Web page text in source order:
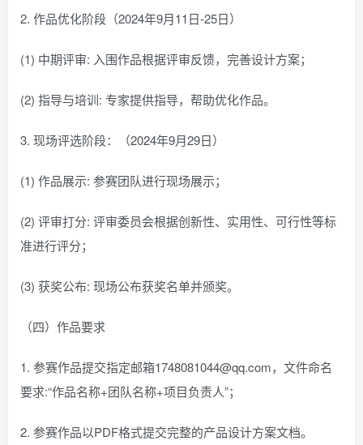
2. 作品优化阶段（2024年9月11日-25日）
(1) 中期评审: 入围作品根据评审反馈，完善设计方案；
(2) 指导与培训: 专家提供指导，帮助优化作品。
3. 现场评选阶段：（2024年9月29日）
(1) 作品展示: 参赛团队进行现场展示；
(2) 评审打分: 评审委员会根据创新性、实用性、可行性等标
准进行评分；
(3) 获奖公布: 现场公布获奖名单并颁奖。
（四）作品要求
1. 参赛作品提交指定邮箱1748081044@qq.com，文件命名
要求:“作品名称+团队名称+项目负责人”；
2. 参赛作品以PDF格式提交完整的产品设计方案文档。